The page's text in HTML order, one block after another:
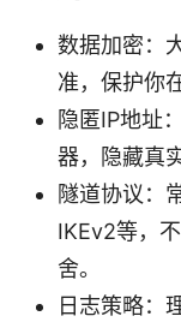
数据加密：
准，保护你
隐匿IP地址
器，隐藏真
隧道协议：
IKEv2等，
舍。
日志策略：